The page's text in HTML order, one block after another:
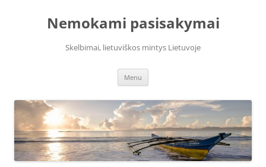
Nemokami pasisakymai
Skelbimai, lietuviškos mintys Lietuvoje
Menu